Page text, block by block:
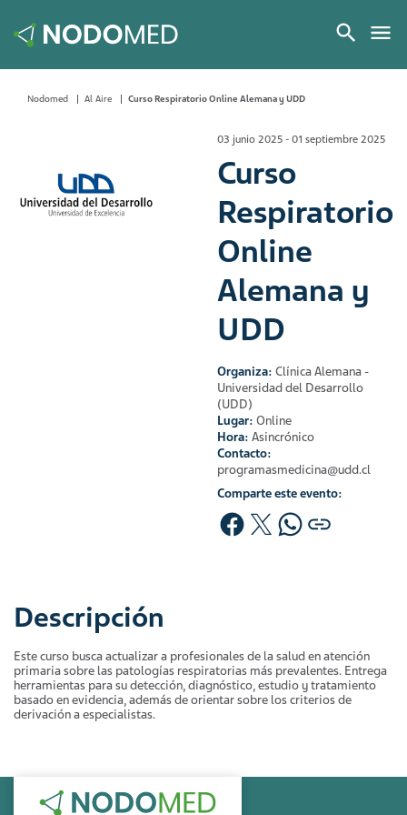
Nodomed Al Aire Curso Respiratorio Online Alemana y UDD
03 junio 2025 - 01 septiembre 2025
Curso
Respiratorio
Online
Alemana y
UDD
Organiza: Clínica Alemana -
Universidad del Desarrollo
(UDD)
Lugar: Online
Hora: Asincrónico
Contacto:
programasmedicina@udd.cl
Comparte este evento:
Descripción
Este curso busca actualizar a profesionales de la salud en atención
primaria sobre las patologías respiratorias más prevalentes. Entrega
herramientas para su detección, diagnóstico, estudio y tratamiento
basado en evidencia, además de orientar sobre los criterios de
derivación a especialistas.